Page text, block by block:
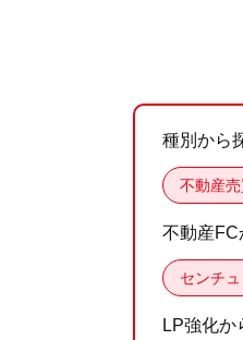
種別から
不動産売
不動産FC
センチ
LP強化か